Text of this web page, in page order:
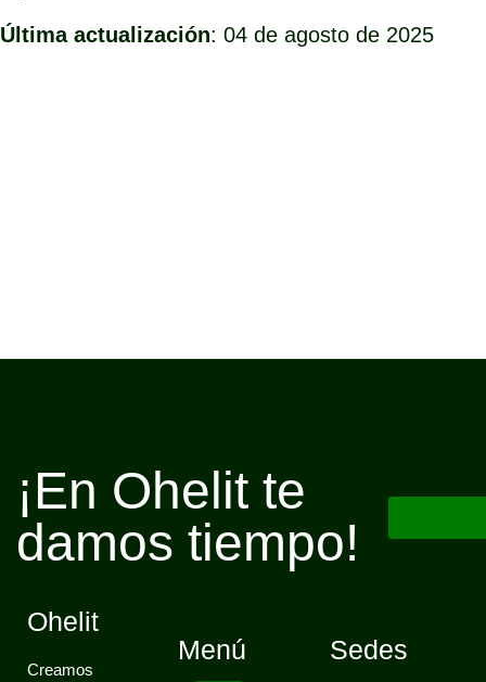
Última actualización: 04 de agosto de 2025
Ohelit
Creamos
Menú Sedes
¡En Ohelit te
damos tiempo!